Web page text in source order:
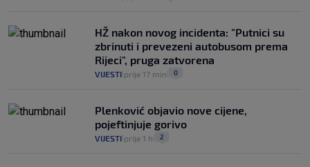
HŽ nakon novog incidenta: "Putnici su
zbrinuti i prevezeni autobusom prema
Rijeci", pruga zatvorena
VIJESTI prije 17 min 0
Plenković objavio nove cijene,
pojeftinjuje gorivo
VIJESTI prije 1 h 2